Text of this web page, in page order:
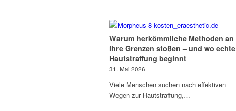
Warum herkömmliche Methoden an
ihre Grenzen stoßen – und wo echte
Hautstraffung beginnt
31. Mai 2026
Viele Menschen suchen nach effektiven
Wegen zur Hautstraffung,…